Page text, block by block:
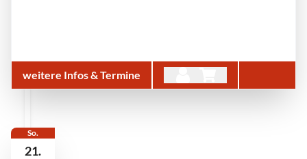
weitere Infos & Termine
So.
21.